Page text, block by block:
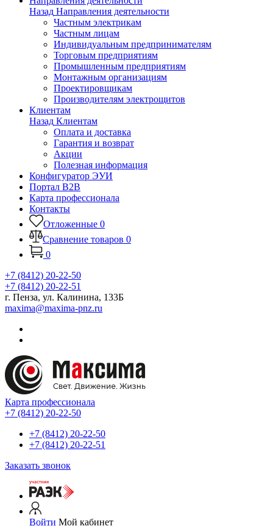
Назад Направления деятельности
Частным электрикам
Частным лицам
Индивидуальным предпринимателям
Торговым предприятиям
Промышленным предприятиям
Монтажным организациям
Проектировщикам
Производителям электрощитов
Клиентам
Назад Клиентам
Оплата и доставка
Гарантия и возврат
Акции
Полезная информация
Конфигуратор ЭУИ
Портал B2B
Карта профессионала
Контакты
Отложенные 0
Сравнение товаров 0
0
+7 (8412) 20-22-50
+7 (8412) 20-22-51
г. Пенза, ул. Калинина, 133Б
maxima@maxima-pnz.ru
Карта профессионала
+7 (8412) 20-22-50
+7 (8412) 20-22-50
+7 (8412) 20-22-51
Заказать звонок
Войти Мой кабинет